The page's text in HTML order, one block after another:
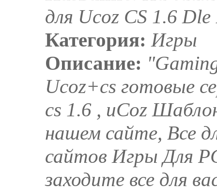
для Ucoz CS 1.6
Категория: Игры
Описание:
Ucoz+cs готовые
cs 1.6 , uCoz
нашем сайте, Все
сайтов Игры Для
заходите все для